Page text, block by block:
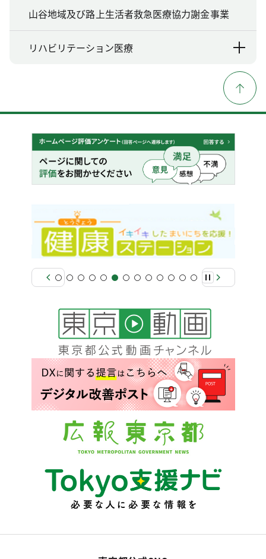
山谷地域及び路上生活者救急医療協力謝金事業
リハビリテーション医療